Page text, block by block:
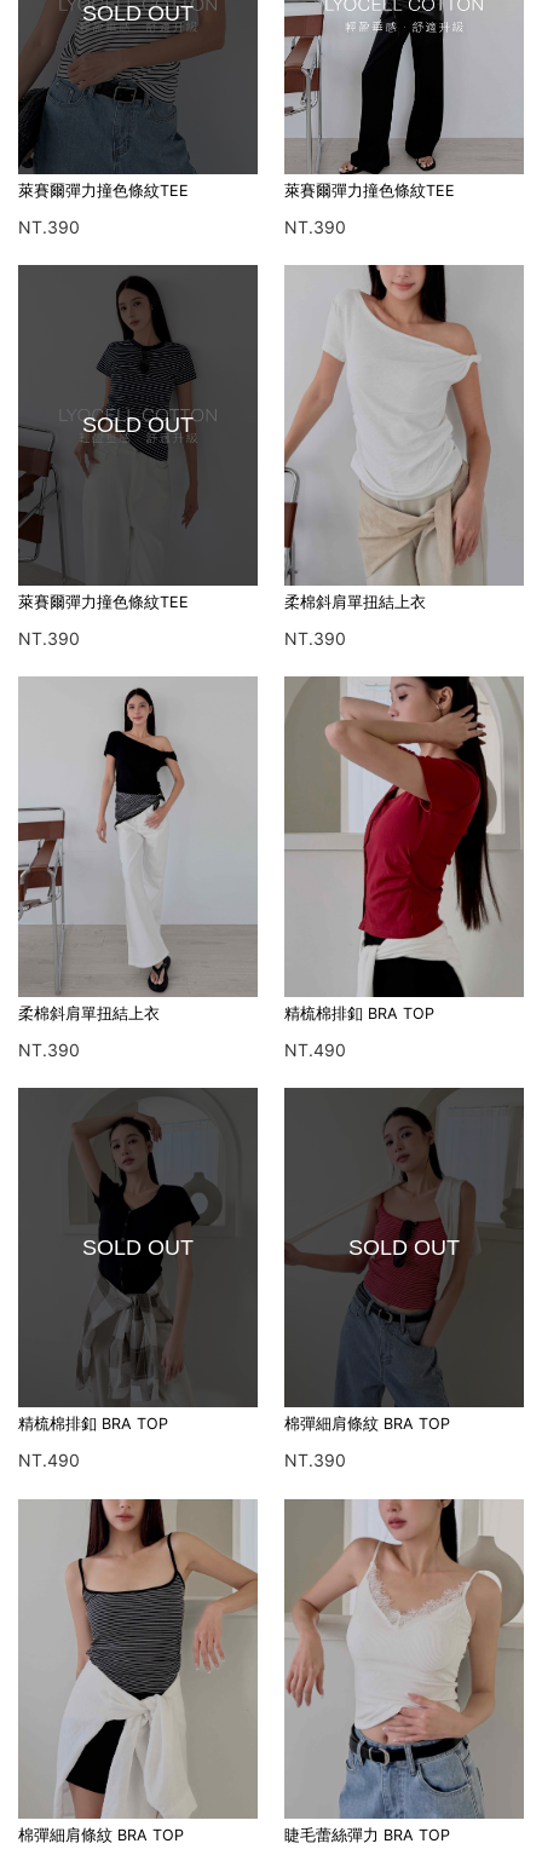
SOLD OUT
萊賽爾彈力撞色條紋TEE
NT.390
萊賽爾彈力撞色條紋TEE
NT.390
SOLD OUT
萊賽爾彈力撞色條紋TEE
NT.390
柔棉斜肩單扭結上衣
NT.390
柔棉斜肩單扭結上衣
NT.390
精梳棉排釦 BRA TOP
NT.490
SOLD OUT
精梳棉排釦 BRA TOP
NT.490
SOLD OUT
棉彈細肩條紋 BRA TOP
NT.390
棉彈細肩條紋 BRA TOP 睫毛蕾絲彈力 BRA TOP